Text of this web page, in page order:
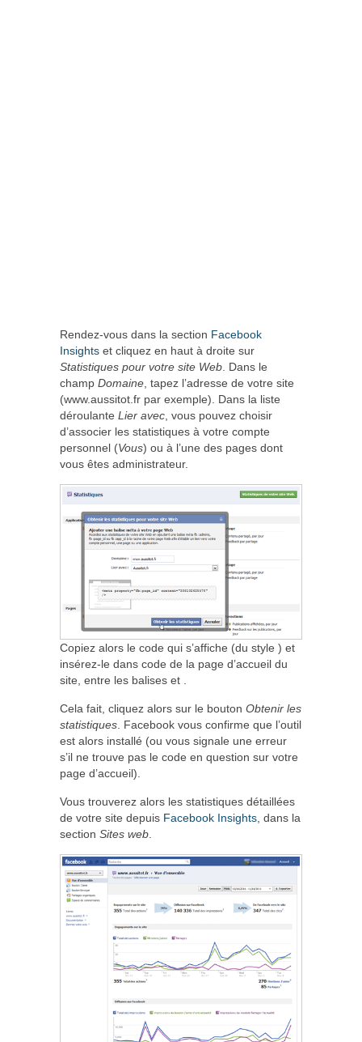
Rendez-vous dans la section Facebook
Insights et cliquez en haut à droite sur
Statistiques pour votre site Web . Dans le
champ Domaine , tapez l’adresse de votre site
(www.aussitot.fr par exemple). Dans la liste
déroulante Lier avec , vous pouvez choisir
d’associer les statistiques à votre compte
personnel (Vous) ou à l’une des pages dont
vous êtes administrateur.
Copiez alors le code qui s’affiche (du style ) et
insérez-le dans code de la page d’accueil du
site, entre les balises et
Cela fait, cliquez alors sur le bouton Obtenir les
statistiques . Facebook vous confirme que l’outil
est alors installé (ou vous signale une erreur
s’il ne trouve pas le code en question sur votre
page d’accueil).
Vous trouverez alors les statistiques détaillées
de votre site depuis Facebook Insights , dans la
section Sites web